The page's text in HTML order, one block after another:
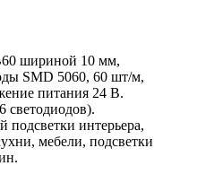
шириной 10 мм,
SMD 5060, 60 шт/м,
питания 24 В.
подсветки интерьера,
мебели, подсветки